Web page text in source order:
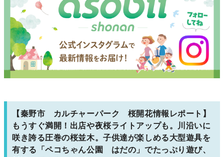
【秦野市 カルチャーパーク 桜開花情報レポート】
もうすぐ満開！出店や夜桜ライトアップも。川沿いに
咲き誇る圧巻の桜並木。子供達が楽しめる大型遊具を
有する「ペコちゃん公園 はだの」でたっぷり遊び、